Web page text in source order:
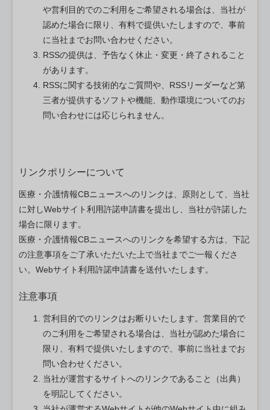
や営利目的でのご利用をご希望される場合は、当社が
認めた場合に限り、有料で提供いたしますので、事前
に当社までお問い合わせください。
RSSの提供は、予告なく休止・変更・終了されること
があります。
RSSに関する技術的なご質問や、RSSリーダーなど第
三者が提供するソフトや機能、動作環境についてのお
問い合わせには応じられません。
リンクポリシーについて
医療・介護情報CBニュースへのリンクは、原則として、当社
に対しWebサイト利用許諾申請書を提出し、当社が許諾した
場合に限ります。
医療・介護情報CBニュースへのリンクを希望する方は、下記
の注意事項をご了承いただいた上で当社までご一報くださ
い。Webサイト利用許諾申請書を送付いたします。
注意事項
営利目的でのリンクはお断りいたします。営業目的で
のご利用をご希望される場合は、当社が認めた場合に
限り、有料で提供いたしますので、事前に当社までお
問い合わせください。
当社が運営するサイトへのリンクであること（出典）
を明記してください。